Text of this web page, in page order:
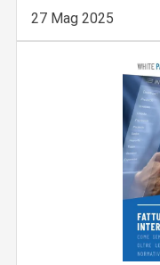
27 Mag 2025